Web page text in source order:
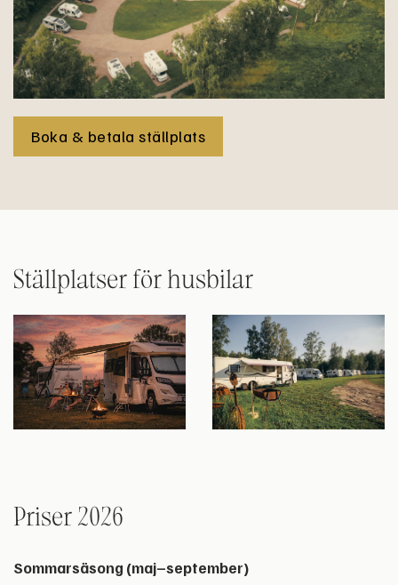
Boka & betala ställplats
Ställplatser för husbilar
Priser 2026
Sommarsäsong (maj–september)